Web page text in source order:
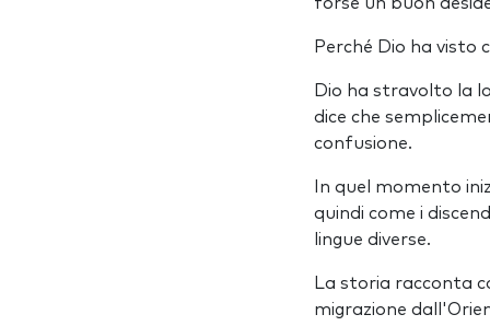
Perché Dio ha visto
Dio ha stravolto la
dice che
confusione.
In quel momento
quindi come i
lingue diverse.
La storia racconta
migrazione